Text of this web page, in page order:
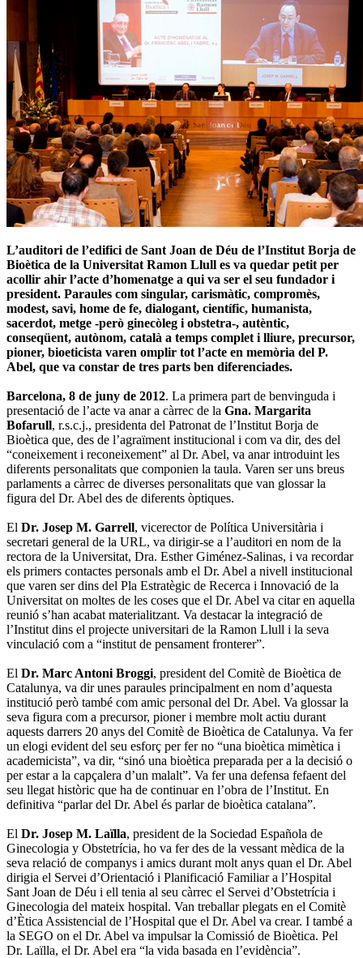
L’auditori de l’edifici de Sant Joan de Déu de l’Institut Borja de
Bioètica de la Universitat Ramon Llull es va quedar petit per
acollir ahir l’acte d’homenatge a qui va ser el seu fundador i
president. Paraules com singular, carismàtic, compromès,
modest, savi, home de fe, dialogant, científic, humanista,
sacerdot, metge -però ginecòleg i obstetra-, autèntic,
conseqüent, autònom, català a temps complet i lliure, precursor,
pioner, bioeticista varen omplir tot l’acte en memòria del P.
Abel, que va constar de tres parts ben diferenciades.
Barcelona, 8 de juny de 2012. La primera part de benvinguda i
presentació de l’acte va anar a càrrec de la Gna. Margarita
Bofarull, r.s.c.j., presidenta del Patronat de l’Institut Borja de
Bioètica que, des de l’agraïment institucional i com va dir, des del
“coneixement i reconeixement” al Dr. Abel, va anar introduint les
diferents personalitats que componien la taula. Varen ser uns breus
parlaments a càrrec de diverses personalitats que van glossar la
figura del Dr. Abel des de diferents òptiques.
El Dr. Josep M. Garrell, vicerector de Política Universitària i
secretari general de la URL, va dirigir-se a l’auditori en nom de la
rectora de la Universitat, Dra. Esther Giménez-Salinas, i va recordar
els primers contactes personals amb el Dr. Abel a nivell institucional
que varen ser dins del Pla Estratègic de Recerca i Innovació de la
Universitat on moltes de les coses que el Dr. Abel va citar en aquella
reunió s’han acabat materialitzant. Va destacar la integració de
l’Institut dins el projecte universitari de la Ramon Llull i la seva
vinculació com a “institut de pensament fronterer”.
El Dr. Marc Antoni Broggi, president del Comitè de Bioètica de
Catalunya, va dir unes paraules principalment en nom d’aquesta
institució però també com amic personal del Dr. Abel. Va glossar la
seva figura com a precursor, pioner i membre molt actiu durant
aquests darrers 20 anys del Comitè de Bioètica de Catalunya. Va fer
un elogi evident del seu esforç per fer no “una bioètica mimètica i
academicista”, va dir, “sinó una bioètica preparada per a la decisió o
per estar a la capçalera d’un malalt”. Va fer una defensa fefaent del
seu llegat històric que ha de continuar en l’obra de l’Institut. En
definitiva “parlar del Dr. Abel és parlar de bioètica catalana”.
El Dr. Josep M. Laïlla, president de la Sociedad Española de
Ginecologia y Obstetrícia, ho va fer des de la vessant mèdica de la
seva relació de companys i amics durant molt anys quan el Dr. Abel
dirigia el Servei d’Orientació i Planificació Familiar a l’Hospital
Sant Joan de Déu i ell tenia al seu càrrec el Servei d’Obstetrícia i
Ginecologia del mateix hospital. Van treballar plegats en el Comitè
d’Ètica Assistencial de l’Hospital que el Dr. Abel va crear. I també a
la SEGO on el Dr. Abel va impulsar la Comissió de Bioètica. Pel
Dr. Laïlla, el Dr. Abel era “la vida basada en l’evidència”.